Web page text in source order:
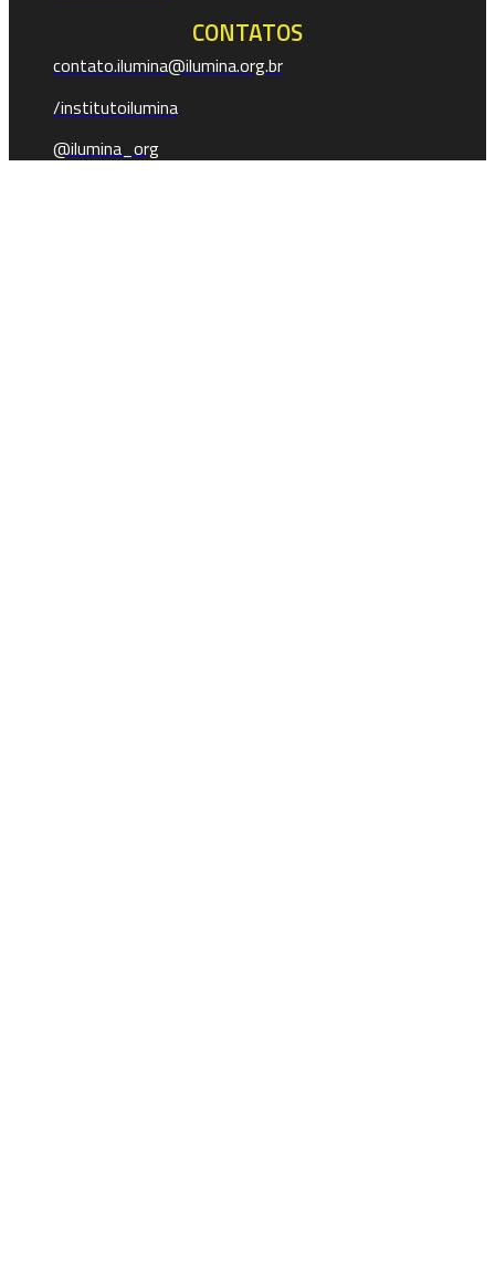
CONTATOS
contato.ilumina@ilumina.org.br
/institutoilumina
@ilumina_org